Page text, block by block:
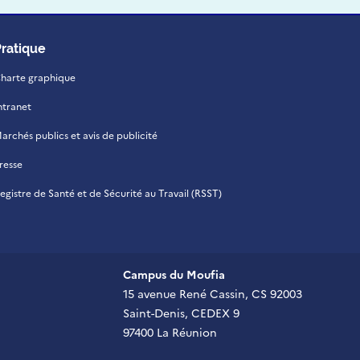
graphique
publics et avis de publicité
de Santé et de Sécurité au Travail (RSST)
Campus du Moufia
15 avenue René Cassin, CS 92003
Saint-Denis, CEDEX 9
97400 La Réunion